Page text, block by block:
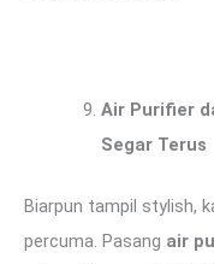
Air Purifier
Segar Terus
Biarpun tampil stylish,
percuma. Pasang air